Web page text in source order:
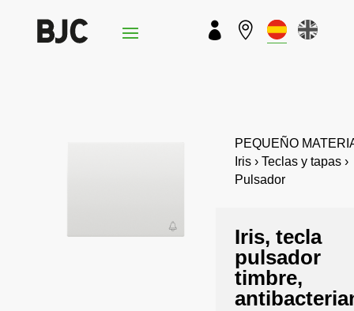
 
PEQUEÑO
Iris › Teclas y tapas ›
Pulsador
Iris, tecla
pulsador
timbre,